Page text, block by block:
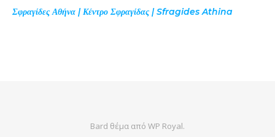
Σφραγίδες Αθήνα | Κέντρο Σφραγίδας | Sfragides Athina
Bard θέμα από WP Royal.